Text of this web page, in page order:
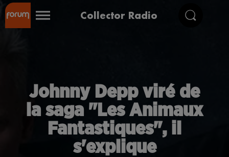
Collector Radio
Johnny Depp viré de
la saga "Les Animaux
Fantastiques", il
s'explique